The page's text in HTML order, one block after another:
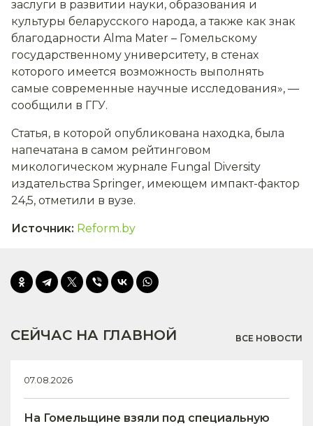
заслуги в развитии науки, образования и
культуры беларусского народа, а также как знак
благодарности Alma Mater – Гомельскому
государственному университету, в стенах
которого имеется возможность выполнять
самые современные научные исследования», —
сообщили в ГГУ.
Статья, в которой опубликована находка, была
напечатана в самом рейтинговом
микологическом журнале Fungal Diversity
издательства Springer, имеющем импакт-фактор
24,5, отметили в вузе.
Источник: Reform.by
СЕЙЧАС НА ГЛАВНОЙ ВСЕ НОВОСТИ
07.08.2026
На Гомельщине взяли под специальную